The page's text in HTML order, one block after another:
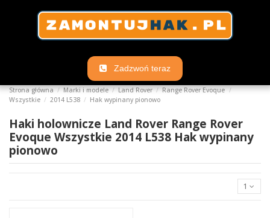
Zadzwoń teraz
Strona główna Marki i modele Land Rover
Range Rover Evoque
Wszystkie
2014 L538 Hak wypinany pionowo
Haki holownicze Land Rover Range Rover
Evoque Wszystkie 2014 L538 Hak wypinany
pionowo
1